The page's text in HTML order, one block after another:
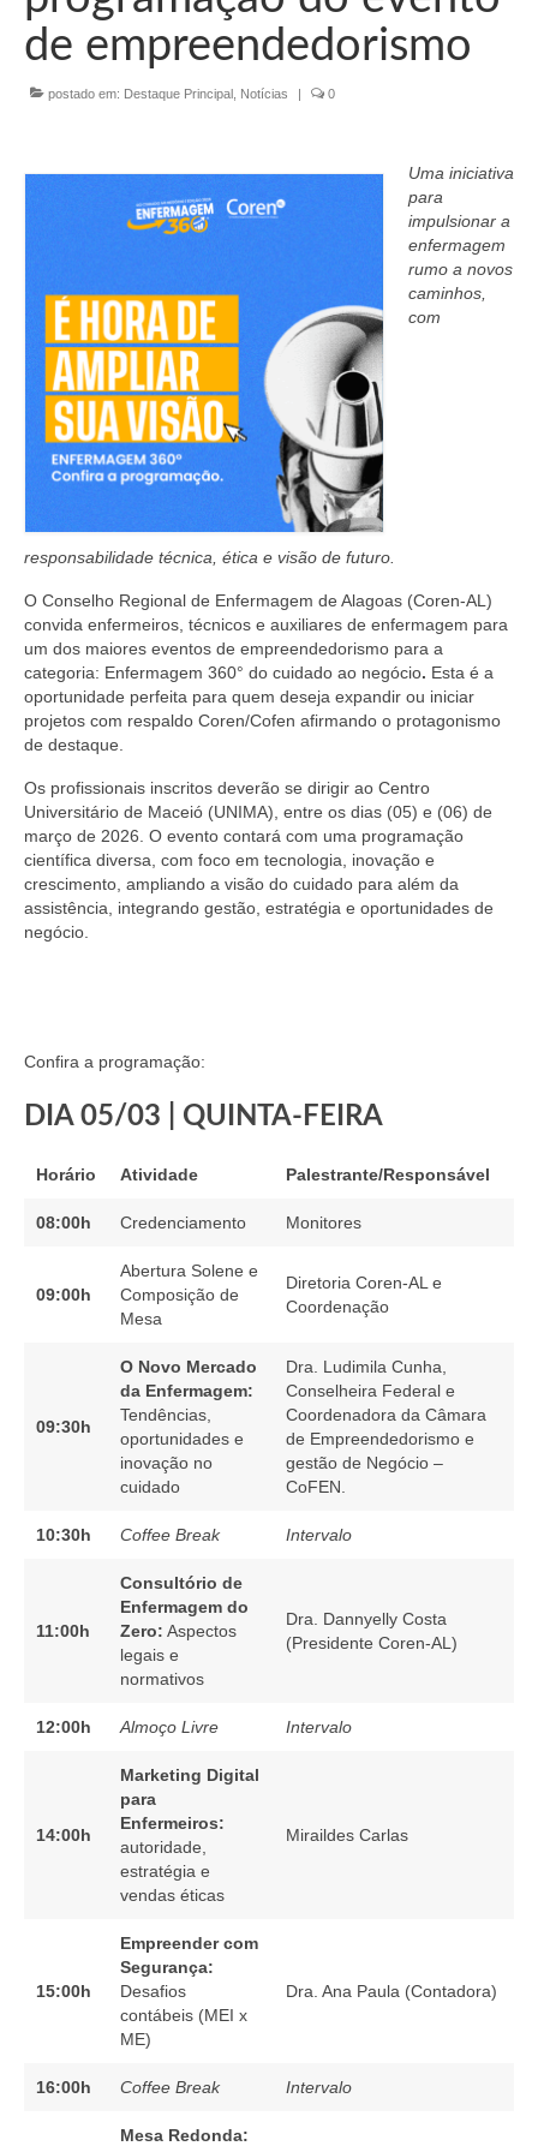
Conselheiros e Diretoria
Câmaras Técnicas
Governança
Transparência e Prestação de Contas
Eleições
Eleições Triênio 2027-2029
Eleições 2023
Eleições Anteriores
Agenda do presidente
Eleições
Fiscalização
Responsabilidade Técnica
Legislações
Decisões
Portarias
Resoluções
Procedimento para registro
Clube de Vantagens
Valores dos serviços
Reserva de auditório
Ouvidoria
Contatos
Fale Conosco
de empreendedorismo
postado em: Destaque Principal Notícias | 0
Uma iniciativa
para
impulsionar a
enfermagem
rumo a novos
caminhos,
com
responsabilidade técnica, ética e visão de futuro.
O Conselho Regional de Enfermagem de Alagoas (Coren-AL)
convida enfermeiros, técnicos e auxiliares de enfermagem para
um dos maiores eventos de empreendedorismo para a
categoria: Enfermagem 360° do cuidado ao negócio. Esta é a
oportunidade perfeita para quem deseja expandir ou iniciar
projetos com respaldo Coren/Cofen afirmando o protagonismo
de destaque.
Os profissionais inscritos deverão se dirigir ao Centro
Universitário de Maceió (UNIMA), entre os dias (05) e (06) de
março de 2026. O evento contará com uma programação
científica diversa, com foco em tecnologia, inovação e
crescimento, ampliando a visão do cuidado para além da
assistência, integrando gestão, estratégia e oportunidades de
negócio.
Confira a programação:
DIA 05/03 | QUINTA-FEIRA
Horário Atividade Palestrante/Responsável
08:00h Credenciamento Monitores
09:00h
Abertura Solene e
Composição de
Mesa
Diretoria Coren-AL e
Coordenação
09:30h
O Novo Mercado
da Enfermagem:
Tendências,
oportunidades e
inovação no
cuidado
Dra. Ludimila Cunha,
Conselheira Federal e
Coordenadora da Câmara
de Empreendedorismo e
gestão de Negócio –
CoFEN.
10:30h Coffee Break Intervalo
11:00h
Consultório de
Enfermagem do
Zero: Aspectos
legais e
normativos
Dra. Dannyelly Costa
(Presidente Coren-AL)
12:00h Almoço Livre Intervalo
14:00h
Marketing Digital
para
Enfermeiros:
autoridade,
estratégia e
vendas éticas
Miraildes Carlas
15:00h
Empreender com
Segurança:
Desafios
contábeis (MEI x
ME)
Dra. Ana Paula (Contadora)
16:00h Coffee Break Intervalo
Mesa Redonda: